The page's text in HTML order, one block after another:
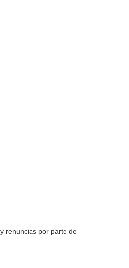
renuncias por parte de